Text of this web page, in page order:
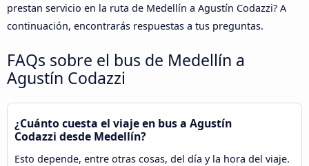
prestan servicio en la ruta de Medellín a Agustín Codazzi? A
continuación, encontrarás respuestas a tus preguntas.
FAQs sobre el bus de Medellín a
Agustín Codazzi
¿Cuánto cuesta el viaje en bus a Agustín
Codazzi desde Medellín?
Esto depende, entre otras cosas, del día y la hora del viaje.